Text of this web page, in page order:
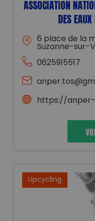
ASSOCIATION
DES
6 place de la
Suzanne-sur-
0625915517
https://
Upcycling